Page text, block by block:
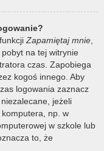
Zapamiętaj mnie
na tej witrynie
czas. Zapobiega
kogoś innego. Aby
logowania zaznacz
niezalecane, jeżeli
np. w
w szkole lub
to, że